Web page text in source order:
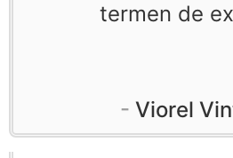
termen de
Viorel